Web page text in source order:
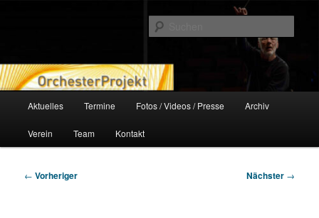
Orchesterprojekt
Aktuelles Termine Fotos / Videos / Presse Archiv
Verein Team Kontakt
Beitragsnavigation
← Vorheriger Nächster →